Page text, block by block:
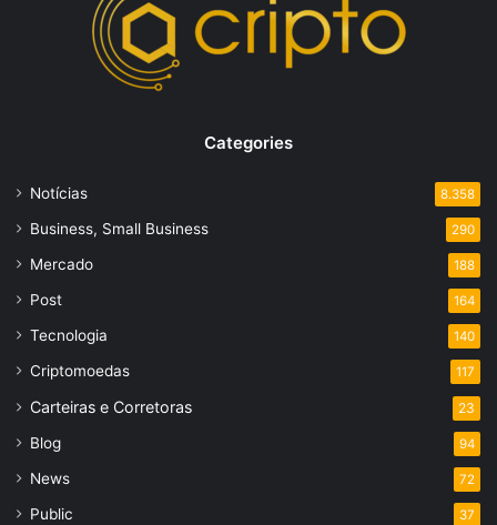
Categories
Notícias 8.358
Business, Small Business 290
Mercado 188
Post 164
Tecnologia 140
Criptomoedas 117
Carteiras e Corretoras 23
Blog 94
News 72
Public 37